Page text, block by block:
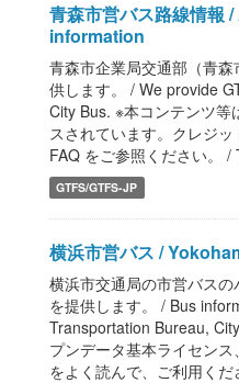
青森市営バス路線情報
information
青森市企業局交通部（青
供します。 / We provide
City Bus. ※本コンテンツ等
スされています。クレジ
FAQ をご参照ください。
GTFS/GTFS-JP
横浜市営バス /
横浜市交通局の市営バス
を提供します。 / Bus
Transportation Bureau,
プンデータ基本ライセン
をよく読んで、ご利用く